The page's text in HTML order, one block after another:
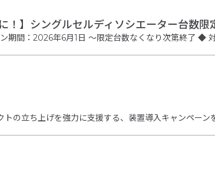
！】シングルセルディソシエーター台数
の立ち上げを強力に支援する、装置導入キャンペーン